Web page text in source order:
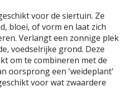
voor de siertuin. Ze
bloei, of vorm en laat zich
Verlangt een zonnige plek
voedselrijke grond. Deze
om te combineren met de
oorsprong een 'weideplant'
voor wat zwaardere